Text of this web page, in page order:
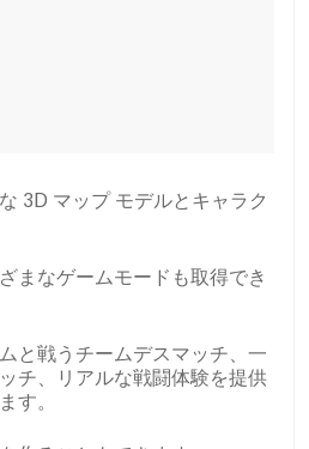
3D マップ モデルとキャラク
まなゲームモードも取得でき
と戦うチームデスマッチ、一
チ、リアルな戦闘体験を提供
す。